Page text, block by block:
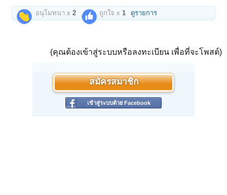
อนุโมทนา x2 ถูกใจ x 1 ดูรายการ
(คุณต้องเข้าสู่ระบบหรือลงทะเบียน เพื่อที่จะโพสต์)
สมัครสมาชิก
เข้าสู่ระบบด้วย Facebook